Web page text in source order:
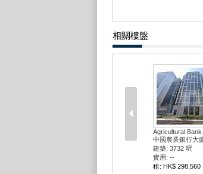
相關樓盤
Agricultural Bank...
中國農業銀行大
建築: 3732 呎
實用: --
租: HK$ 298,560